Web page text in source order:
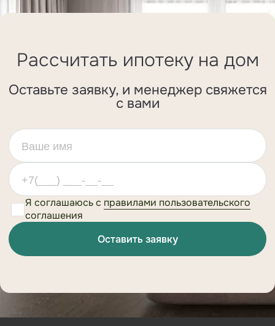
Рассчитать ипотеку на дом
Оставьте заявку, и менеджер свяжется
с вами
Я соглашаюсь с правилами пользовательского
соглашения